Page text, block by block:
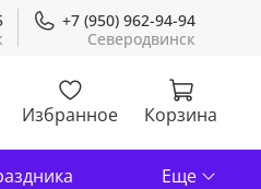
+7 (950) 962-94-94
Избранное Корзина
Еще